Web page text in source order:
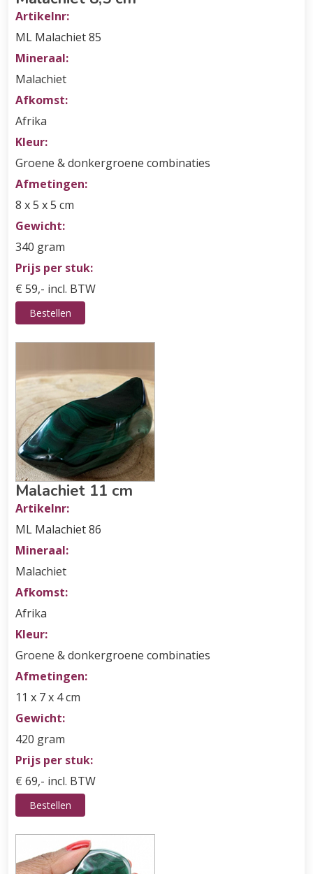
Artikelnr:
ML Malachiet 85
Mineraal:
Malachiet
Afkomst:
Afrika
Kleur:
Groene & donkergroene combinaties
Afmetingen:
8 x 5 x 5 cm
Gewicht:
340 gram
Prijs per stuk:
€ 59,- incl. BTW
Bestellen
Malachiet 11 cm
Artikelnr:
ML Malachiet 86
Mineraal:
Malachiet
Afkomst:
Afrika
Kleur:
Groene & donkergroene combinaties
Afmetingen:
11 x 7 x 4 cm
Gewicht:
420 gram
Prijs per stuk:
€ 69,- incl. BTW
Bestellen